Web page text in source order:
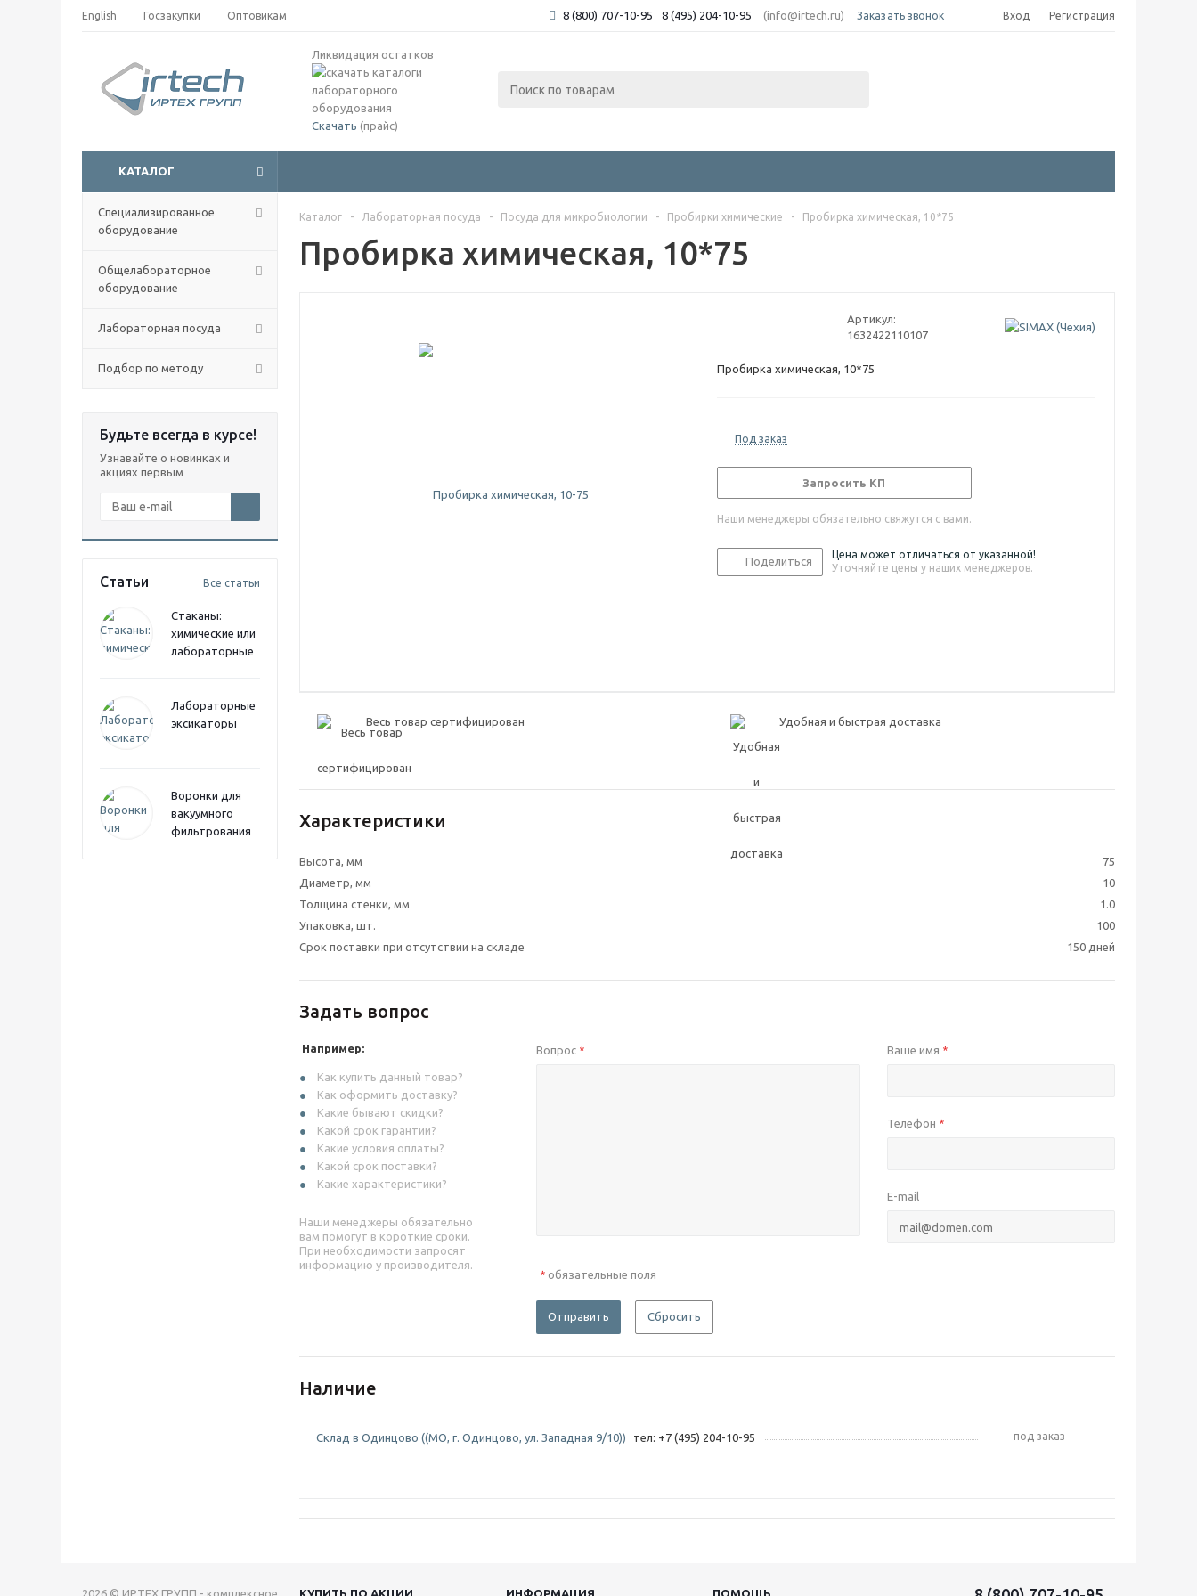
English Госзакупки Оптовикам 8 (800) 707-10-95 8 (495) 204-10-95 (info@irtech.ru) Заказать звонок Вход Регистрация
Ликвидация остатков
Скачать (прайс)
КАТАЛОГ
Специализированное
оборудование
Общелабораторное
оборудование
Лабораторная посуда
Подбор по методу
Будьте всегда в курсе!
Узнавайте о новинках и
акциях первым
Статьи Все статьи
Стаканы:
химические или
лабораторные
Лабораторные
эксикаторы
Воронки для
вакуумного
фильтрования
Каталог - Лабораторная посуда - Посуда для микробиологии - Пробирки химические - Пробирка химическая, 10*75
Пробирка химическая, 10*75
Артикул:
1632422110107
Пробирка химическая, 10*75
Под заказ
Запросить КП
Наши менеджеры обязательно свяжутся с вами.
Поделиться
Цена может отличаться от указанной!
Уточняйте цены у наших менеджеров.
Весь товар сертифицирован Удобная и быстрая доставка
Характеристики
Высота, мм
75
Диаметр, мм
10
Толщина стенки, мм
1.0
Упаковка, шт.
100
Срок поставки при отсутствии на складе
150 дней
Задать вопрос
Например:
Как купить данный товар?
Как оформить доставку?
Какие бывают скидки?
Какой срок гарантии?
Какие условия оплаты?
Какой срок поставки?
Какие характеристики?
Наши менеджеры обязательно
вам помогут в короткие сроки.
При необходимости запросят
информацию у производителя.
Вопрос * Ваше имя *
Телефон *
E-mail
*обязательные поля
Отправить Сбросить
Наличие
Склад в Одинцово ((МО, г. Одинцово, ул. Западная 9/10)) тел: +7 (495) 204-10-95 Под заказ
2026 © ИРТЕХ ГРУПП - комплексное КУПИТЬ ПО АКЦИИ ИНФОРМАЦИЯ ПОМОЩЬ